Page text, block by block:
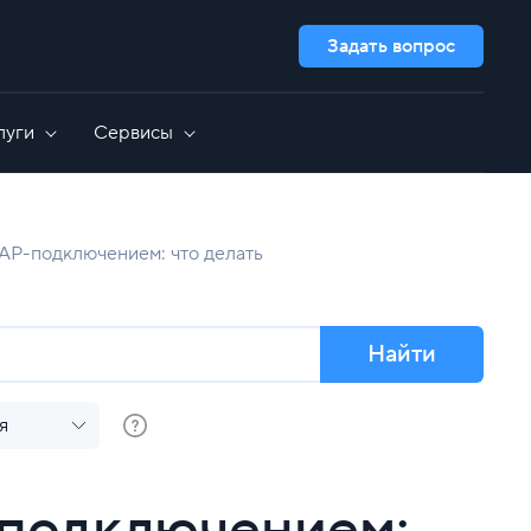
Задать вопрос
Nextcloud
Все приложения
Администрирование серверов
Сервисы
подключением: что делать
Найти